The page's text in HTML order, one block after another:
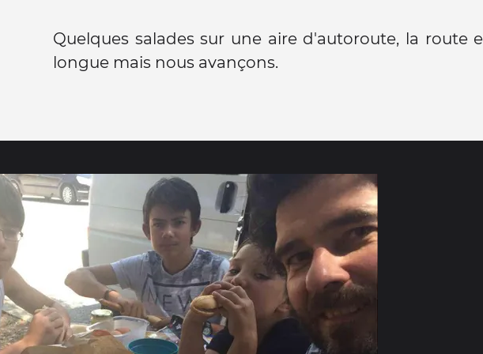
Quelques salades sur une aire d'autoroute, la route
longue mais nous avançons.